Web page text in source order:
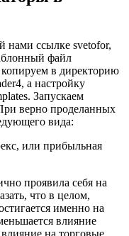
нами ссылке svetofor,
файл
в директорию
а настройку
Запускаем
верно проделанных
вида:
проявила себя на
что в целом,
именно на
влияние